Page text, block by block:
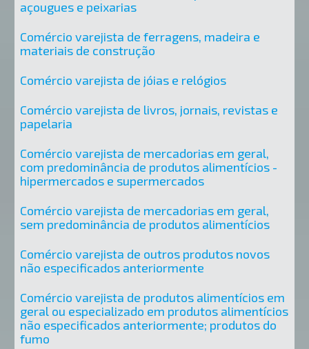
açougues e peixarias
Comércio varejista de ferragens, madeira e
materiais de construção
Comércio varejista de jóias e relógios
Comércio varejista de livros, jornais, revistas e
papelaria
Comércio varejista de mercadorias em geral,
com predominância de produtos alimentícios -
hipermercados e supermercados
Comércio varejista de mercadorias em geral,
sem predominância de produtos alimentícios
Comércio varejista de outros produtos novos
não especificados anteriormente
Comércio varejista de produtos alimentícios em
geral ou especializado em produtos alimentícios
não especificados anteriormente; produtos do
fumo